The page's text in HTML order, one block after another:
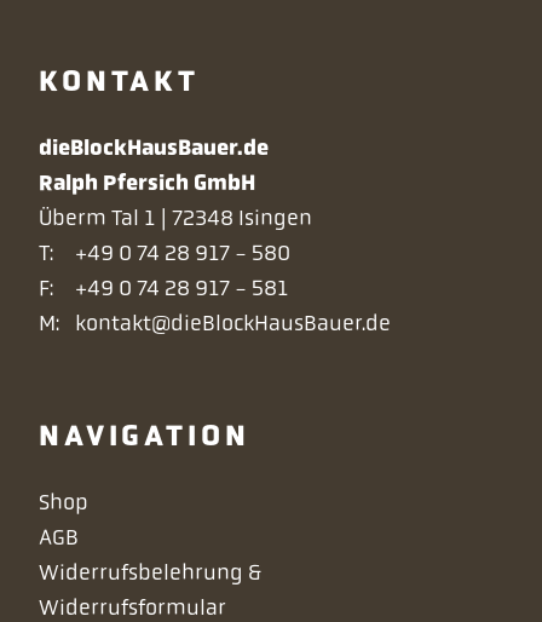
KONTAKT
dieBlockHausBauer.de
Ralph Pfersich GmbH
Überm Tal 1 | 72348 Isingen
T:
+49 0 74 28 917 - 580
F:
+49 0 74 28 917 - 581
M:
kontakt@dieBlockHausBauer.de
NAVIGATION
Navigation
überspringen
Shop
AGB
Widerrufsbelehrung &
Widerrufsformular